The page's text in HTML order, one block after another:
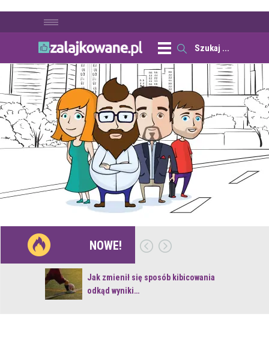
NOWE!
Jak zmienił się sposób kibicowania
odkąd wyniki…